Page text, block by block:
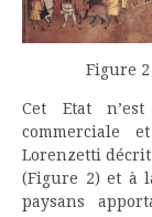
Figure
Cet Etat
commerciale
Lorenzetti
(Figure 2) et à
paysans